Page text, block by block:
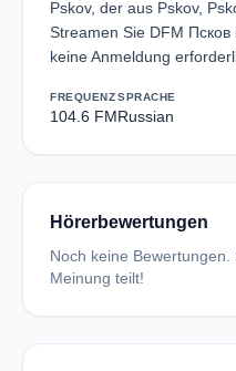
Pskov, der aus Pskov,
Streamen Sie DFM
keine Anmeldung
FREQUENZ
104.6 FM
SPRACHE
Russian
Hörerbewertungen
Noch keine
Meinung teilt!